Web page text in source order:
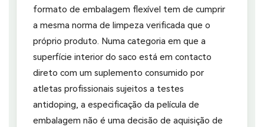
formato de embalagem flexível tem de cumprir
a mesma norma de limpeza verificada que o
próprio produto. Numa categoria em que a
superfície interior do saco está em contacto
direto com um suplemento consumido por
atletas profissionais sujeitos a testes
antidoping, a especificação da película de
embalagem não é uma decisão de aquisição de